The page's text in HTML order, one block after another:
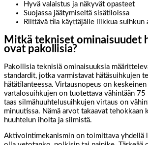
Hyvä valaistus ja näkyvät opasteet
Suojassa jäätymiseltä sisätiloissa
Riittävä tila käyttäjälle liikkua suihkun
Mitkä tekniset ominaisuudet
ovat pakollisia?
Pakollisia teknisiä ominaisuuksia
standardit, jotka varmistavat hätäsuihkujen
hätätilanteessa. Virtausnopeus on keskeinen
vartalosuihkujen on tuotettava vähintään 75
taas silmähuuhtelusuihkujen virtaus on
minuutissa. Nämä arvot takaavat tehokkaan
huuhtelun iholta ja silmistä.
Aktivointimekanismin on toimittava yhdellä